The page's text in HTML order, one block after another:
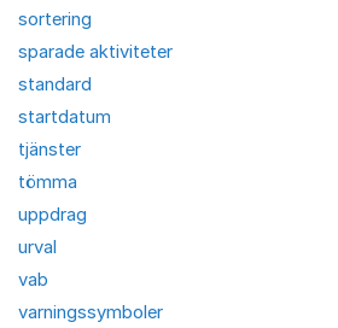
sortering
sparade aktiviteter
standard
startdatum
tjänster
tömma
uppdrag
urval
vab
varningssymboler